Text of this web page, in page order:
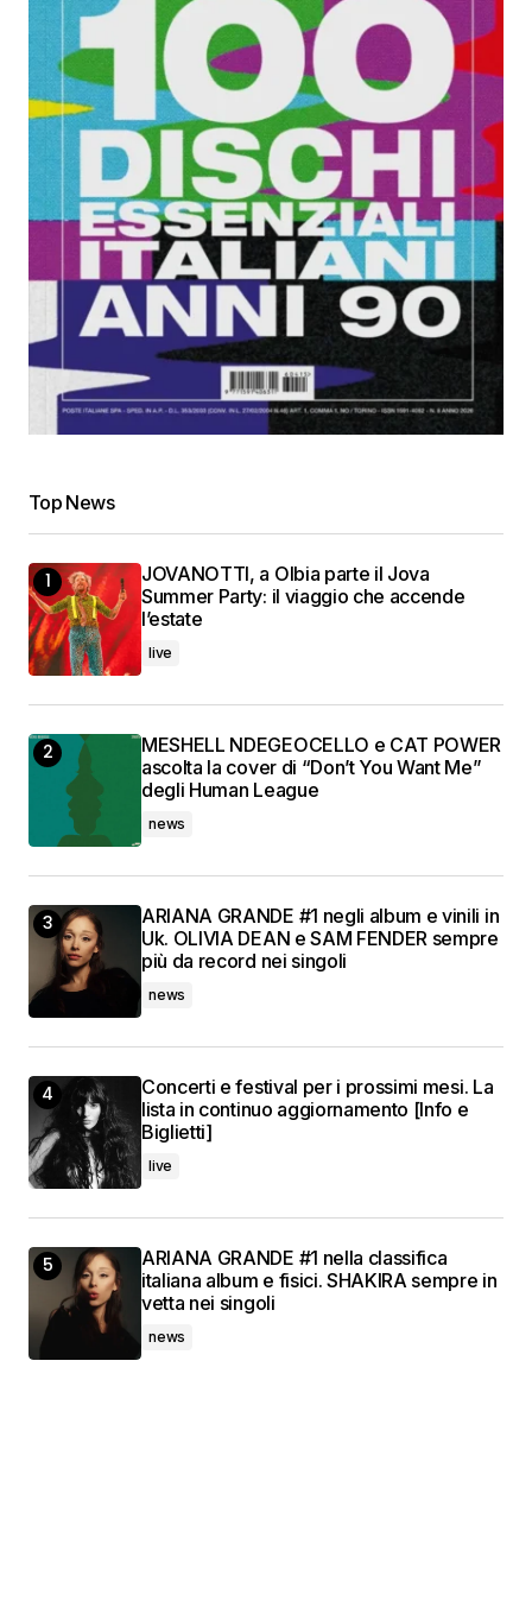
Top News
JOVANOTTI, a Olbia parte il Jova
Summer Party: il viaggio che accende
l’estate
live
MESHELL NDEGEOCELLO e CAT POWER
ascolta la cover di “Don’t You Want Me”
degli Human League
news
ARIANA GRANDE #1 negli album e vinili in
Uk. OLIVIA DEAN e SAM FENDER sempre
più da record nei singoli
news
Concerti e festival per i prossimi mesi. La
lista in continuo aggiornamento [Info e
Biglietti]
live
ARIANA GRANDE #1 nella classifica
italiana album e fisici. SHAKIRA sempre in
vetta nei singoli
news